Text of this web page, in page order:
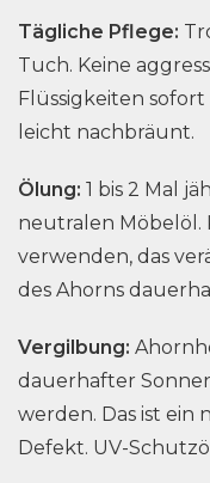
Tägliche Pflege:
Tuch. Keine
Flüssigkeiten sofort
leicht nachbräunt.
Ölung: 1 bis 2 Mal
neutralen Möbelöl.
verwenden, das
des Ahorns
Vergilbung:
dauerhafter
werden. Das ist ein
Defekt. UV-